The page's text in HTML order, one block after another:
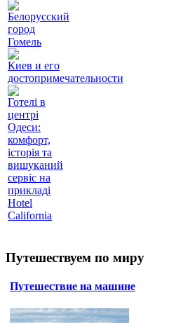
Белорусский
город
Гомель
Киев и его
достопримечательности
Готелі в
центрі
Одеси:
комфорт,
історія та
вишуканий
сервіс на
прикладі
Hotel
California
Путешествуем по миру
Путешествие на машине